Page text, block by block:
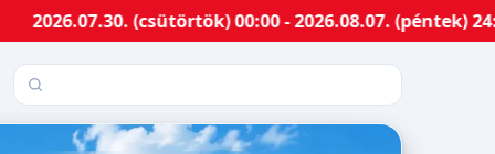
(csütörtök) 00:00 - 2026.08.07. (péntek) 24:00-ig
Település keresése